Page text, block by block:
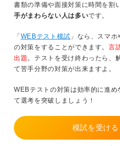
書類の準備や面接対策に時間を割
手がまわらない人は多いです。
「 WEBテスト模試 」なら、スマ
の対策をすることができます。言
出題 。テストを受け終わったら、
て苦手分野の対策が出来ますよ。
WEBテストの対策は効率的に進
て選考を突破しましょう！
模試を受ける
問題21（難易度：★★★★★）
問題22（難易度：★★★☆☆）
問題23（難易度：★★★★☆）
問題25（難易度：★★★☆☆）
問題26（難易度：★★★★☆）
問題27（難易度：★★★★★）